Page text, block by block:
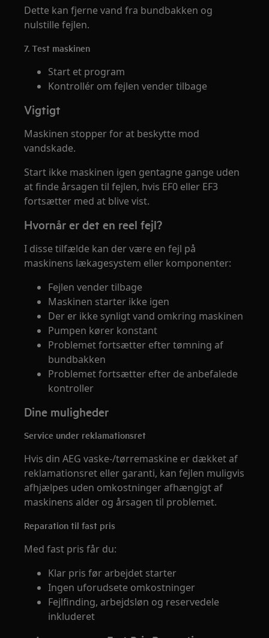
Dette kan fjerne vand fra bundbakken og
nulstille fejlen.
7. Test maskinen
Start et program
Kontrollér om fejlen vender tilbage
Vigtigt
Maskinen stopper for at beskytte mod
vandskade.
Start ikke maskinen igen gentagne gange uden
at finde årsagen til fejlen, hvis EF0 eller EF3
fortsætter med at blive vist.
Hvornår er det en reel fejl?
I disse tilfælde kan der være en fejl på
maskinens lækagesystem eller komponenter:
Fejlen vender tilbage
Maskinen starter ikke igen
Der er ikke synligt vand omkring maskinen
Pumpen kører konstant
Problemet fortsætter efter tømning af
bundbakken
Problemet fortsætter efter de anbefalede
kontroller
Dine muligheder
Service under reklamationsret
Hvis din AEG vaske-/tørremaskine er dækket af
reklamationsret eller garanti, kan fejlen muligvis
afhjælpes uden omkostninger afhængigt af
maskinens alder og årsagen til problemet.
Reparation til fast pris
Med fast pris får du:
Klar pris før arbejdet starter
Ingen uforudsete omkostninger
Fejlfinding, arbejdsløn og reservedele
inkluderet